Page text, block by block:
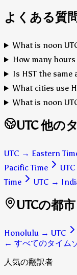
よくある質
What is noon
How many hours
Is HST the same
What cities use
What is noon
UTC 他の
UTC → Eastern
Pacific Time
UTC
Time
UTC →
UTCの都市
Honolulu → UTC
← すべてのタイム
人気の翻訳者